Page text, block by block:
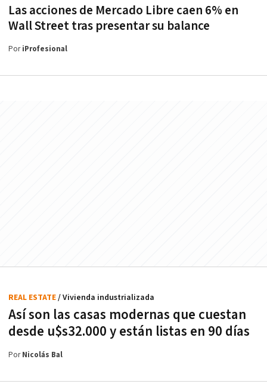
Las acciones de Mercado Libre caen 6% en
Wall Street tras presentar su balance
PoriProfesional
Así son las casas modernas que cuestan
desde u$s32.000 y están listas en 90 días
REAL ESTATE/ Vivienda industrializada
PorNicolás Bal